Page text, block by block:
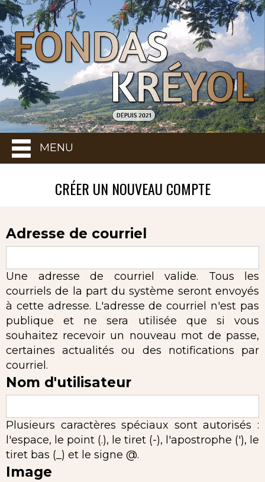
MENU
CRÉER UN NOUVEAU COMPTE
Adresse de courriel
Une adresse de courriel valide. Tous les
courriels de la part du système seront envoyés
à cette adresse. L'adresse de courriel n'est pas
publique et ne sera utilisée que si vous
souhaitez recevoir un nouveau mot de passe,
certaines actualités ou des notifications par
courriel.
Nom d'utilisateur
Plusieurs caractères spéciaux sont autorisés :
l'espace, le point (.), le tiret (-), l'apostrophe ('), le
tiret bas (_) et le signe @.
Image